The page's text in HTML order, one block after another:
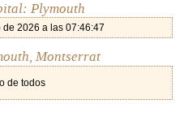
Plymouth
2026 a las 07:46:47
Montserrat
de todos